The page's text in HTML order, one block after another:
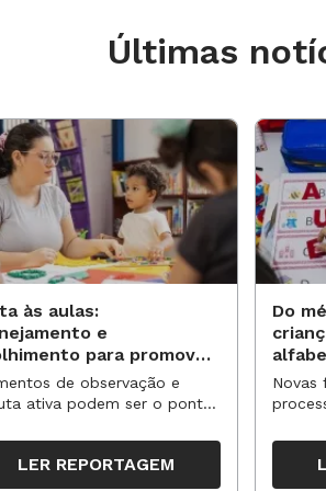
ler histórias e ao cantar;
materiais impressos e
(livro, revista, gibi,
de escuta de textos
fábulas, contos,
etc.).
Educação Infantil
Idade Certa (PNAIC) da
de propor ações de
como leitores e autores:
Últimas
às aulas:
e
para promover
aprendizagens
de observação e
ativa podem ser o ponto
espaços e propostas no
semestre
LER REPORTAGEM
Do
anos?
Novas
da